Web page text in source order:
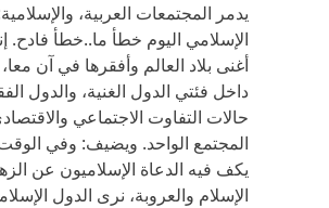
يدمر المجتمعات العربية،
الإسلامي اليوم خطأ ما..خطأ فادح.
أغنى بلاد العالم وأفقرها في آن
داخل فئتي الدول الغنية، والدول
حالات التفاوت الاجتماعي
المجتمع الواحد. ويضيف: وفي
يكف فيه الدعاة الإسلاميون عن
الإسلام والعروبة، نرى الدول